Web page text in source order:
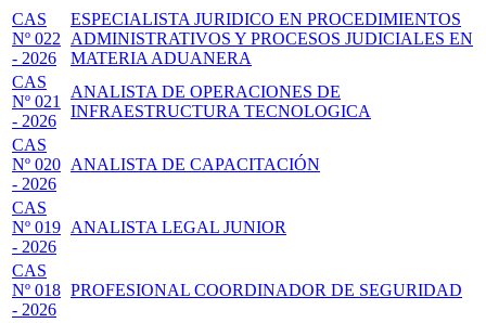
CAS
Nº 022
- 2026
ESPECIALISTA JURIDICO EN PROCEDIMIENTOS
ADMINISTRATIVOS Y PROCESOS JUDICIALES EN
MATERIA ADUANERA
CAS
Nº 021
- 2026
ANALISTA DE OPERACIONES DE
INFRAESTRUCTURA TECNOLOGICA
CAS
Nº 020
- 2026
ANALISTA DE CAPACITACIÓN
CAS
Nº 019
- 2026
ANALISTA LEGAL JUNIOR
CAS
Nº 018
- 2026
PROFESIONAL COORDINADOR DE SEGURIDAD